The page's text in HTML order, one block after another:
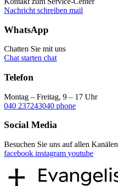
Nachricht schreiben mail
WhatsApp
Chatten Sie mit uns
Chat starten chat
Telefon
Montag – Freitag, 9 – 17 Uhr
040 237243040 phone
Social Media
Besuchen Sie uns auf allen Kanälen
facebook instagram youtube